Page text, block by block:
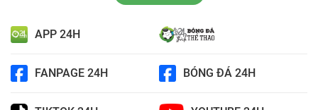
APP 24H
FANPAGE 24H BÓNG ĐÁ 24H